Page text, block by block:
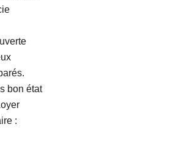
bon état
: